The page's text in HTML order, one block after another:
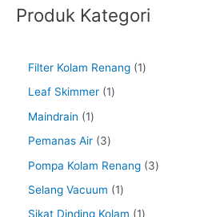
Produk Kategori
Filter Kolam Renang 1
Leaf Skimmer 1
Maindrain
1
Pemanas Air
3
Pompa Kolam Renang
3
Selang Vacuum
1
Sikat Dinding Kolam
1